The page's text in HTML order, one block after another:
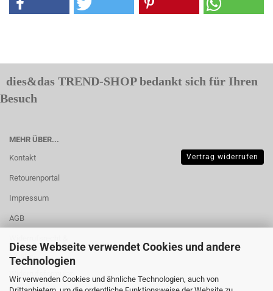
Diese Webseite verwendet Cookies und andere
Technologien
Wir verwenden Cookies und ähnliche Technologien, auch von
dies&das TREND-SHOP bedankt sich für Ihren
Besuch
MEHR ÜBER...
Kontakt
Retourenportal
Impressum
AGB
Muster-
Widerrufsformular
Vertrag widerrufen